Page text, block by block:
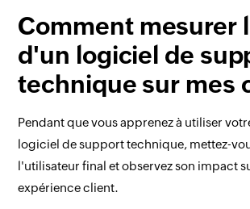
Comment mesurer
d'un logiciel de
technique sur mes
Pendant que vous apprenez à utiliser
logiciel de support technique, mettez-
l'utilisateur final et observez son impact
expérience client.